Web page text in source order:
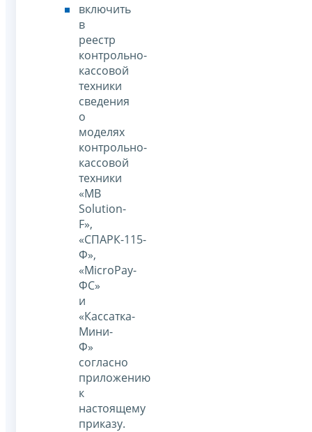
включить
в
реестр
контрольно-
кассовой
техники
сведения
о
моделях
контрольно-
кассовой
техники
«MB
Solution-
F»,
«СПАРК-115-
Ф»,
«MicroPay-
ФС»
и
«Кассатка-
Мини-
Ф»
согласно
приложению
к
настоящему
приказу.